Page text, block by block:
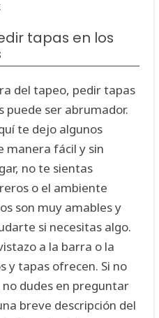
tapas en los
del tapeo, pedir tapas
puede ser abrumador.
te dejo algunos
manera fácil y sin
no te sientas
o el ambiente
son muy amables y
si necesitas algo.
a la barra o la
y tapas ofrecen. Si no
dudes en preguntar
breve descripción del